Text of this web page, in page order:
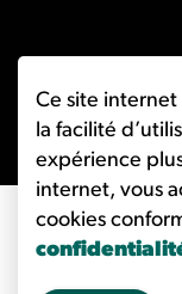
Ce site
la facilité
expérience
internet, vous
cookies